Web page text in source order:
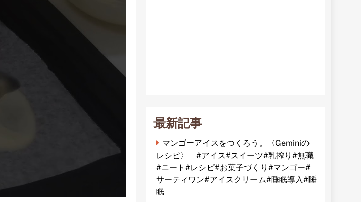
最新記事
マンゴーアイスをつくろう。〈Geminiの
レシピ〉 #アイス#スイーツ#乳搾り#無職
#ニート#レシピ#お菓子づくり#マンゴー#
サーティワン#アイスクリーム#睡眠導入#睡
眠